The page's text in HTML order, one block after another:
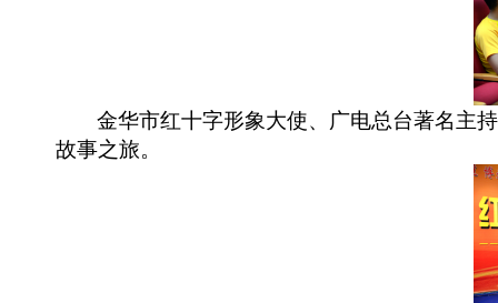
金华市红十字形象大使、广电总台著名主
故事之旅。